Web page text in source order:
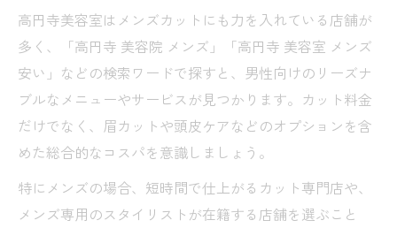
高円寺美容室はメンズカットにも力を入れている店舗が
多く、「高円寺 美容院 メンズ」「高円寺 美容室 メンズ
安い」などの検索ワードで探すと、男性向けのリーズナ
ブルなメニューやサービスが見つかります。カット料金
だけでなく、眉カットや頭皮ケアなどのオプションを含
めた総合的なコスパを意識しましょう。
特にメンズの場合、短時間で仕上がるカット専門店や、
メンズ専用のスタイリストが在籍する店舗を選ぶこと